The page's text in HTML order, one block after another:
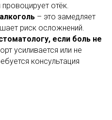
отёк.
– это замедляет
риск осложнений.
если боль не
усиливается или не
консультация